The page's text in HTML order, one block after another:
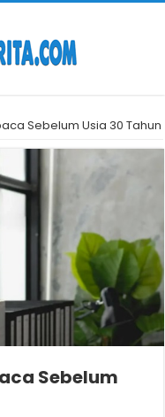
Sebelum Usia 30 Tahun
Sebelum